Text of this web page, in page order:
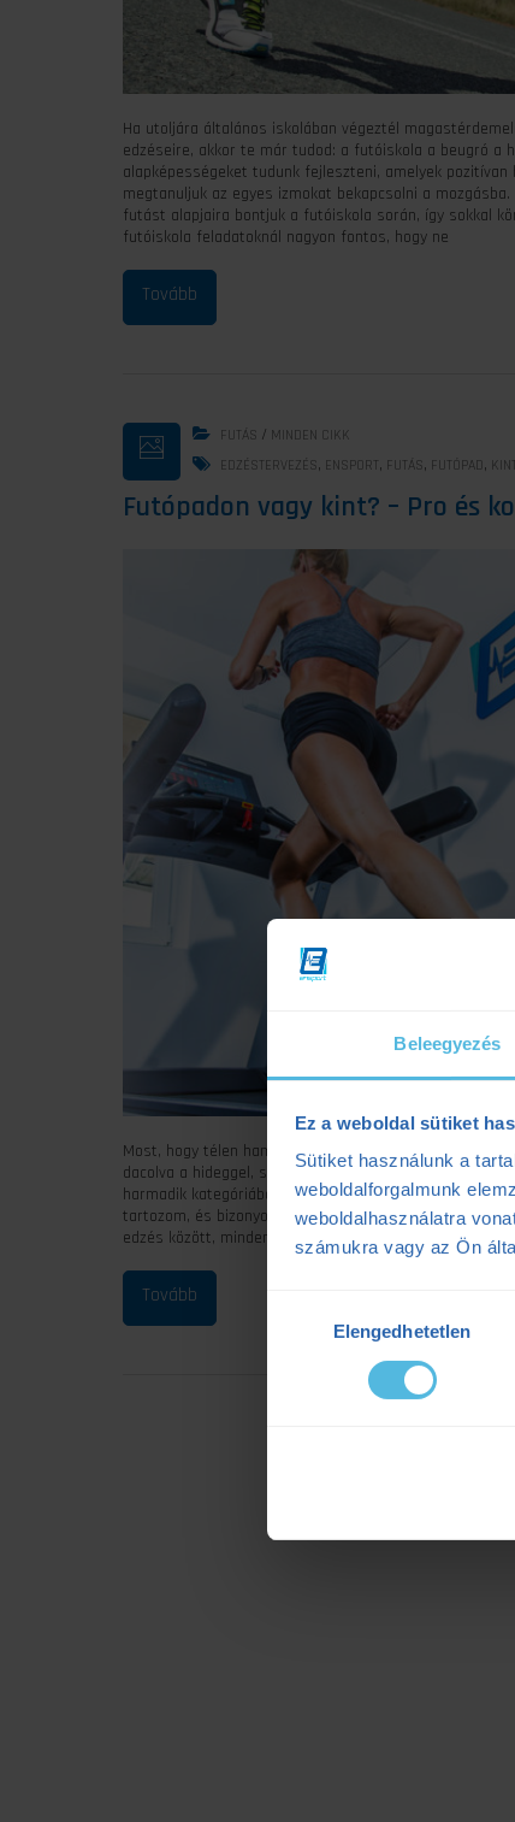
Beleegyezés
Ez a weboldal sütiket
Sütiket használunk a
weboldalforgalmunk
weboldalhasználatra
számukra vagy az Ön
kiválasztásaElengedhetetlen
Ha utoljára általános iskolában végeztél
edzéseire, akkor te már tudod: a futóiskola a beugró a
alapképességeket tudunk fejleszteni, amelyek
megtanuljuk az egyes izmokat bekapcsolni a
futást alapjaira bontjuk a futóiskola során, így sokkal
futóiskola feladatoknál nagyon fontos, hogy ne
FUTÁS / MINDEN CIKK
EDZÉSTERVEZÉS, ENSPORT , FUTÁS, FUTÓPAD ,
Futópadon vagy kint? – Pro és
Most, hogy télen hamar sötétedik, a futók sok esetben
dacolva a hideggel, sötéttel, csúszásveszéllyel.
harmadik kategóriába azok tartoznak, akik egy kis
tartozom, és bizonyos esetektől eltekintve (sérülés
edzés között, mindenképp a futópad a megfelelő